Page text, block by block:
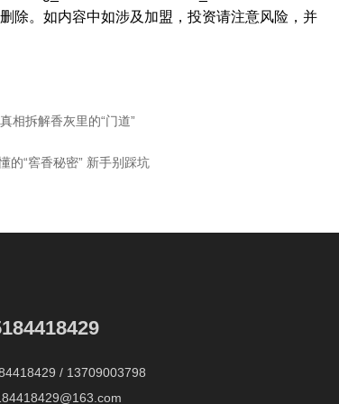
除。如内容中如涉及加盟，投资请注意风险，并
相拆解香灰里的“门道”
的“窖香秘密” 新手别踩坑
/ 13709003798